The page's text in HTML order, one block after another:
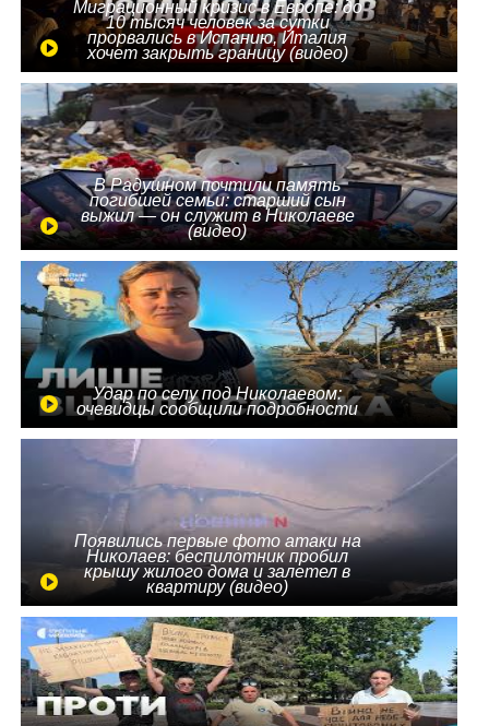
Миграционный кризис в Европе: до
10 тысяч человек за сутки
прорвались в Испанию, Италия
хочет закрыть границу (видео)
В Радушном почтили память
погибшей семьи: старший сын
выжил — он служит в Николаеве
(видео)
Удар по селу под Николаевом:
очевидцы сообщили подробности
Появились первые фото атаки на
Николаев: беспилотник пробил
крышу жилого дома и залетел в
квартиру (видео)